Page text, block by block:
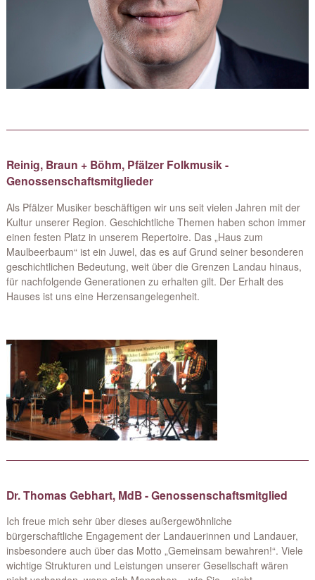
Reinig, Braun + Böhm, Pfälzer Folkmusik -
Genossenschaftsmitglieder
Als Pfälzer Musiker beschäftigen wir uns seit vielen Jahren mit der
Kultur unserer Region. Geschichtliche Themen haben schon immer
einen festen Platz in unserem Repertoire. Das „Haus zum
Maulbeerbaum“ ist ein Juwel, das es auf Grund seiner besonderen
geschichtlichen Bedeutung, weit über die Grenzen Landau hinaus,
für nachfolgende Generationen zu erhalten gilt. Der Erhalt des
Hauses ist uns eine Herzensangelegenheit.
Dr. Thomas Gebhart, MdB - Genossenschaftsmitglied
Ich freue mich sehr über dieses außergewöhnliche
bürgerschaftliche Engagement der Landauerinnen und Landauer,
insbesondere auch über das Motto „Gemeinsam bewahren!“. Viele
wichtige Strukturen und Leistungen unserer Gesellschaft wären